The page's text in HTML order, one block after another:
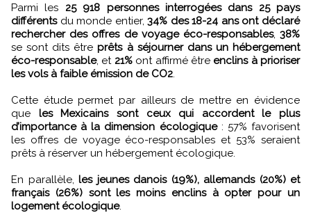
Parmi les 25 918 personnes interrogées dans 25 pays
différentsdu monde entier,34% des 18-24 ans ont déclaré
rechercher des offres de voyage éco-responsables,38%
se sont dits êtreprêts à séjourner dans un hébergement
éco-responsable, et 21%ont affirmé être enclins à prioriser
les vols à faible émission de CO2.
Cette étude permet par ailleurs de mettre en évidence
que les Mexicains sont ceux qui accordent le plus
d’importance à la dimension écologique: 57% favorisent
les offres de voyage éco-responsables et 53% seraient
prêts à réserver un hébergement écologique.
En parallèle, les jeunes danois (19%), allemands (20%) et
français (26%) sont les moins enclins à opter pour un
logement écologique.